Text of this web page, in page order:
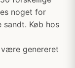
noget for
Køb hos
genereret